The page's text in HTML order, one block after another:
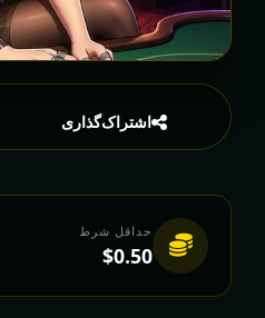
اشتراک‌گذاری
حداقل شرط
$0.50